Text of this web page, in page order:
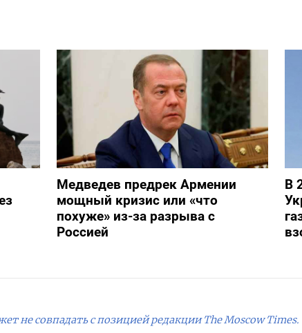
Медведев предрек Армении
мощный кризис или «что
похуже» из-за разрыва с
Россией
В
не совпадать с позицией редакции The Moscow Times.